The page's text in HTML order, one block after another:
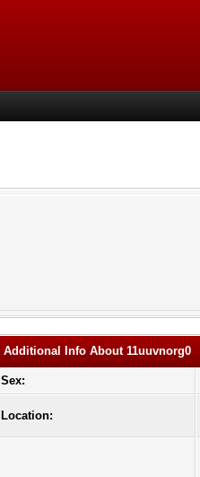
Additional Info About 11uuvnorg0
Sex:
Location: